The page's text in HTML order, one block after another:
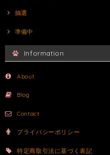
抽選
準備中
Information
About
Blog
Contact
プライバシーポリシー
特定商取引法に基づく表記